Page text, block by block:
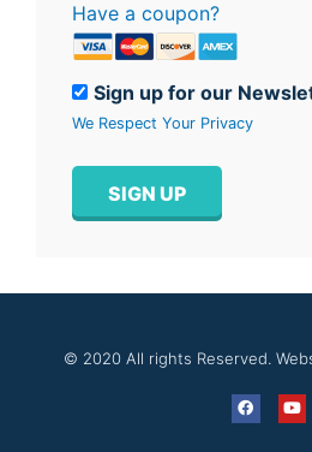
Have a coupon?
Sign up for our
We Respect Your Privacy
No val
© 2020 All rights Reserved.
F
a
Y
o